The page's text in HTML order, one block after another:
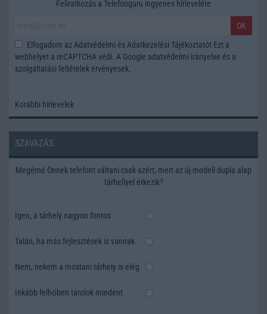
Feliratkozás a Telefonguru ingyenes hírlevelére
OK
Elfogadom az Adatvédelmi és Adatkezelési Tájékoztatót Ezt a
webhelyet a reCAPTCHA védi. A Google adatvédelmi irányelve és a
szolgáltatási feltételek érvényesek.
Korábbi hírlevelek
SZAVAZÁS
Megérné Önnek telefont váltani csak azért, mert az új modell dupla alap
tárhellyel érkezik?
Igen, a tárhely nagyon fontos
Talán, ha más fejlesztések is vannak
Nem, nekem a mostani tárhely is elég
Inkább felhőben tárolok mindent